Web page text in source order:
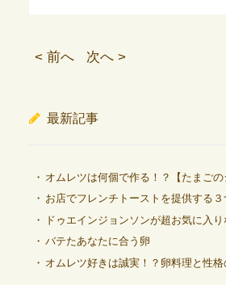
< 前へ 次へ >
最新記事
オムレツは何個で作る！？【たまごの
お店でフレンチトーストを提供する３
ドゥエインジョンソンが超お気に入
バテたあなたに合う卵
オムレツ好きは誠実！？卵料理と性